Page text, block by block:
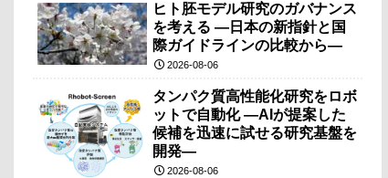
ヒト胚モデル研究のガバナンス
を考える ―日本の新指針と国
際ガイドラインの比較から―
2026-08-06
タンパク質高性能化研究をロボ
ットで自動化 ―AIが提案した
候補を迅速に試せる研究基盤を
開発―
2026-08-06